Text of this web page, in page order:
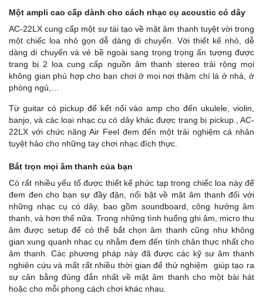
Một ampli cao cấp dành cho cách nhạc cụ acoustic có dây
AC-22LX cung cấp một sự tái tạo về mặt âm thanh tuyệt vời trong
một chiếc loa nhỏ gọn dễ dàng di chuyển. Với thiết kế nhỏ, dễ
dàng di chuyển và vẻ bề ngoài sang trọng trọng ấn tượng được
trang bị 2 loa cung cấp nguồn âm thanh stereo trải rộng mọi
không gian phù hợp cho bạn chơi ở mọi nơi thậm chí là ở nhà, ở
phòng ngủ,…
Từ guitar có pickup để kết nối vào amp cho đến ukulele, violin,
banjo, và các loại nhạc cụ có dây khác được trang bị pickup., AC-
22LX với chức năng Air Feel đem đến một trải nghiệm cá nhân
tuyệt hảo cho những tay chơi nhạc đích thực.
Bắt trọn mọi âm thanh của bạn
Có rất nhiều yếu tố được thiết kế phức tạp trong chiếc loa này để
đem đen cho bạn sự đầy đặn, nổi bật về mặt âm thanh đối với
những nhạc cụ có dây, bao gồm soundboard, công hưởng âm
thanh, và hơn thế nữa. Trong những tình huống ghi âm, micro thu
âm được setup để có thể bắt chọn âm thanh cũng như không
gian xung quanh nhạc cụ nhằm đem đến tính chân thực nhất cho
âm thanh. Các phương pháp này đã được các kỹ sư âm thanh
nghiên cứu và mất rất nhiều thời gian để thử nghiệm giúp tạo ra
sự cân bằng đúng đắn nhất về mặt âm thanh cho một bài hát
hoặc cho mỗi phong cách chơi khác nhau.